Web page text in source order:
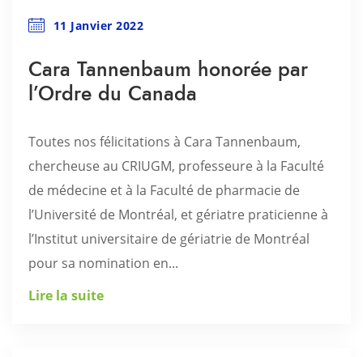
11 Janvier 2022
Cara Tannenbaum honorée par
l’Ordre du Canada
Toutes nos félicitations à Cara Tannenbaum,
chercheuse au CRIUGM, professeure à la Faculté
de médecine et à la Faculté de pharmacie de
l’Université de Montréal, et gériatre praticienne à
l’Institut universitaire de gériatrie de Montréal
pour sa nomination en...
Lire la suite